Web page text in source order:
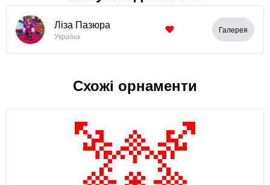
Ліза Пазюра
Україна
Галерея
Схожі орнаменти